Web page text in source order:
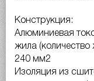
Конструкция:
Алюминиевая
жила
240 мм2
Изоляция из